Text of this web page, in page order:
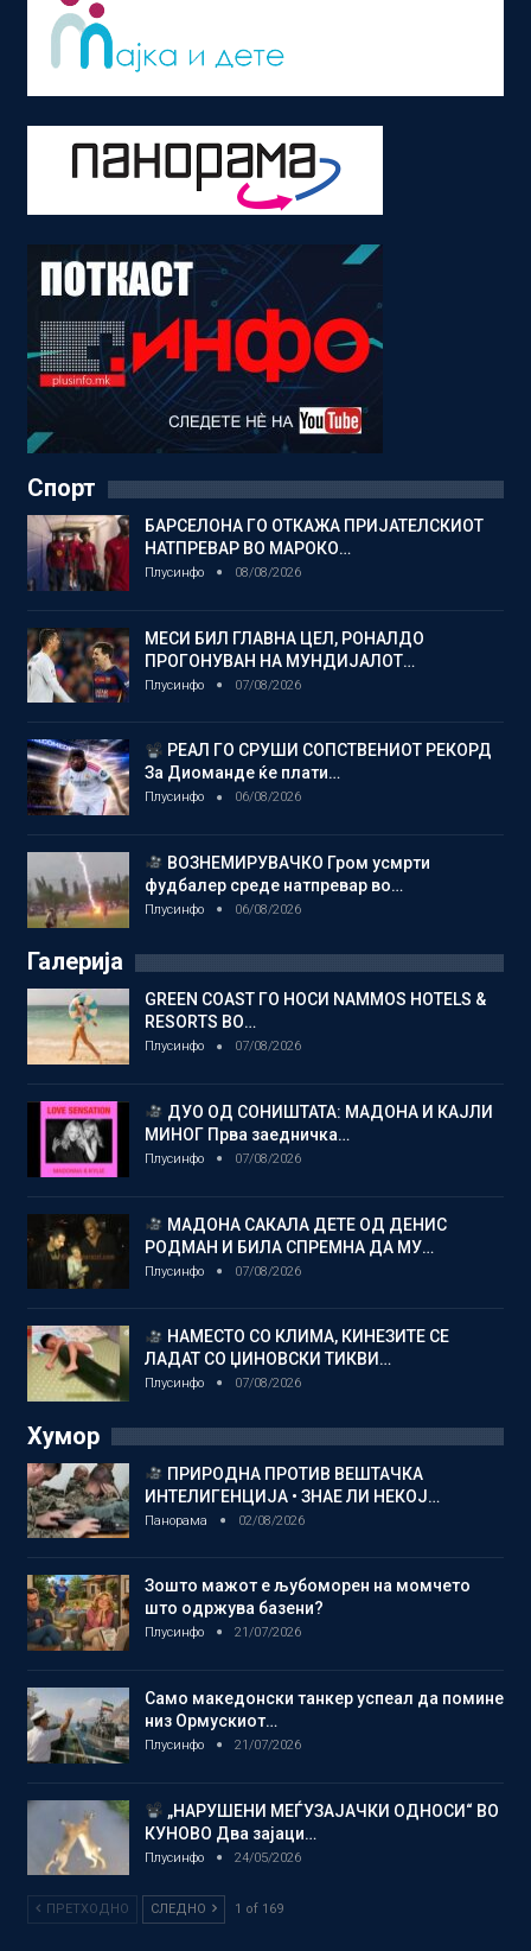
Спорт
БАРСЕЛОНА ГО ОТКАЖА ПРИЈАТЕЛСКИОТ
НАТПРЕВАР ВО МАРОКО…
Плусинфо 08/08/2026
МЕСИ БИЛ ГЛАВНА ЦЕЛ, РОНАЛДО
ПРОГОНУВАН НА МУНДИЈАЛОТ…
Плусинфо 07/08/2026
РЕАЛ ГО СРУШИ СОПСТВЕНИОТ РЕКОРД
За Диоманде ќе плати…
Плусинфо 06/08/2026
ВОЗНЕМИРУВАЧКО Гром усмрти
фудбалер среде натпревар во…
Плусинфо 06/08/2026
Галерија
GREEN COAST ГО НОСИ NAMMOS HOTELS &
RESORTS ВО…
Плусинфо 07/08/2026
ДУО ОД СОНИШТАТА: МАДОНА И КАЈЛИ
МИНОГ Прва заедничка…
Плусинфо 07/08/2026
МАДОНА САКАЛА ДЕТЕ ОД ДЕНИС
РОДМАН И БИЛА СПРЕМНА ДА МУ…
Плусинфо 07/08/2026
НАМЕСТО СО КЛИМА, КИНЕЗИТЕ СЕ
ЛАДАТ СО ЏИНОВСКИ ТИКВИ…
Плусинфо 07/08/2026
Хумор
ПРИРОДНА ПРОТИВ ВЕШТАЧКА
ИНТЕЛИГЕНЦИЈА • ЗНАЕ ЛИ НЕКОЈ…
Панорама 02/08/2026
Зошто мажот е љубоморен на момчето
што одржува базени?
Плусинфо 21/07/2026
Само македонски танкер успеал да помине
низ Ормускиот…
Плусинфо 21/07/2026
„НАРУШЕНИ МЕЃУЗАЈАЧКИ ОДНОСИ“ ВО
КУНОВО Два зајаци…
Плусинфо 24/05/2026
ПРЕТХОДНО СЛЕДНО 1 of 169